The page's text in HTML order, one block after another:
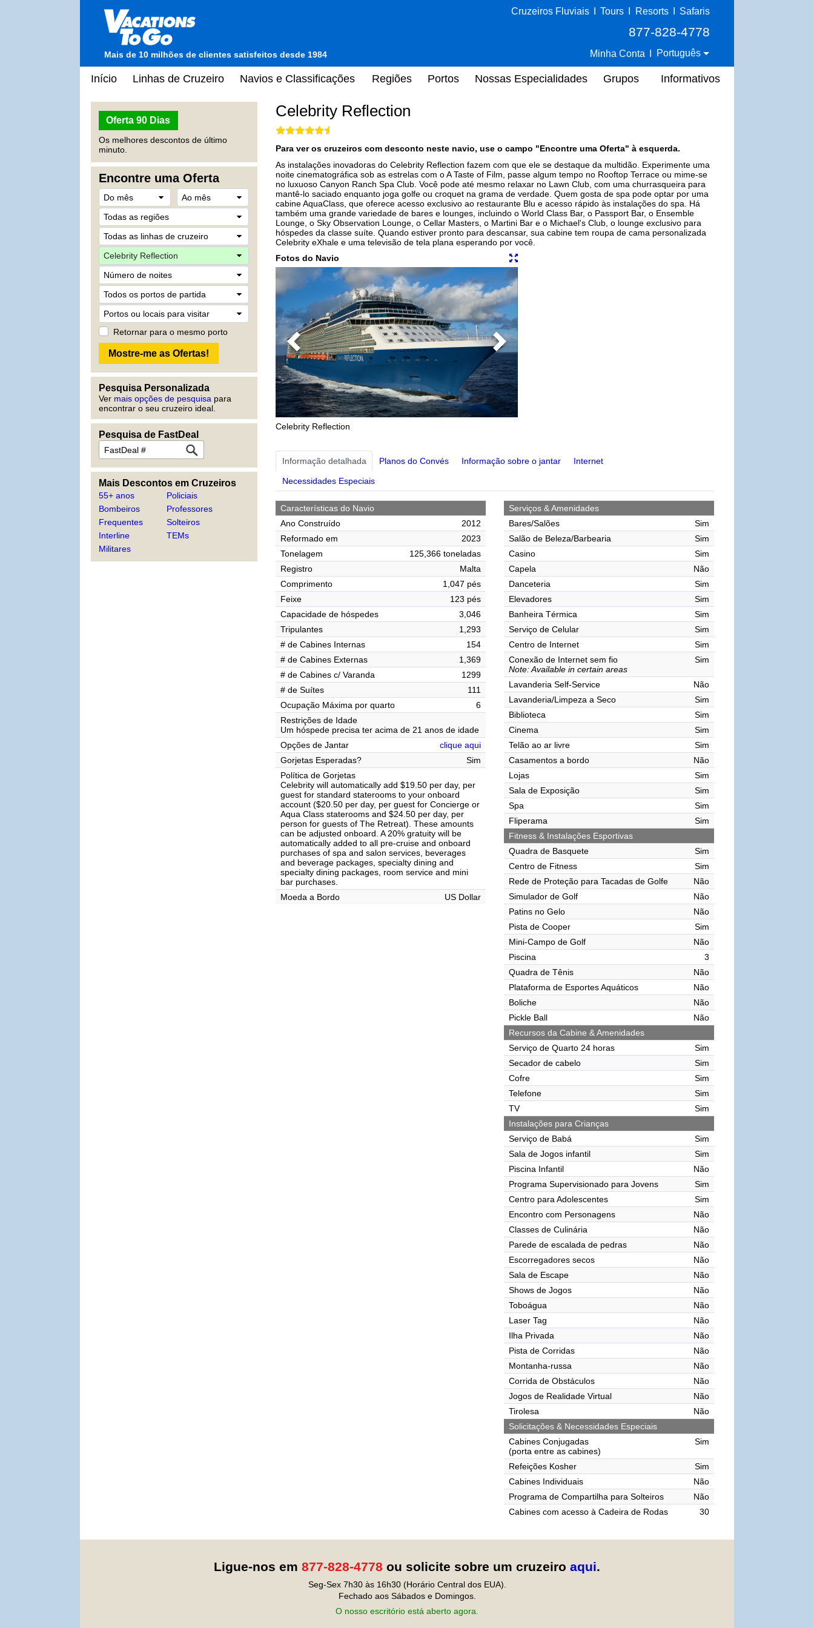
Mais de 10 milhões de clientes satisfeitos desde 1984
Cruzeiros Fluviais Tours Resorts Safaris
877-828-4778
Minha Conta Português
Início Linhas de Cruzeiro Navios e Classificações Regiões Portos Nossas Especialidades Grupos Informativos
Oferta 90 Dias
Os melhores descontos de último
minuto.
Encontre uma Oferta
Retornar para o mesmo porto
Pesquisa Personalizada
Ver mais opções de pesquisa para
encontrar o seu cruzeiro ideal.
Pesquisa de FastDeal
Mais Descontos em Cruzeiros
55+ anos
Bombeiros
Frequentes
Interline
Militares
Policiais
Professores
Solteiros
TEMs
Celebrity Reflection
Para ver os cruzeiros com desconto neste navio, use o campo "Encontre uma Oferta" à esquerda.
As instalações inovadoras do Celebrity Reflection fazem com que ele se destaque da multidão. Experimente uma
noite cinematográfica sob as estrelas com o A Taste of Film, passe algum tempo no Rooftop Terrace ou mime-se
no luxuoso Canyon Ranch Spa Club. Você pode até mesmo relaxar no Lawn Club, com uma churrasqueira para
mantê-lo saciado enquanto joga golfe ou croquet na grama de verdade. Quem gosta de spa pode optar por uma
cabine AquaClass, que oferece acesso exclusivo ao restaurante Blu e acesso rápido às instalações do spa. Há
também uma grande variedade de bares e lounges, incluindo o World Class Bar, o Passport Bar, o Ensemble
Lounge, o Sky Observation Lounge, o Cellar Masters, o Martini Bar e o Michael's Club, o lounge exclusivo para
hóspedes da classe suíte. Quando estiver pronto para descansar, sua cabine tem roupa de cama personalizada
Celebrity eXhale e uma televisão de tela plana esperando por você.
Fotos do Navio
Previous Next
Celebrity Reflection
Informação detalhada Planos do Convés Informação sobre o jantar Internet
Necessidades Especiais
Características do Navio
Ano Construído
2012
Reformado em
2023
Tonelagem
125,366 toneladas
Registro
Malta
Comprimento
1,047 pés
Feixe
123 pés
Capacidade de hóspedes
3,046
Tripulantes
1,293
# de Cabines Internas
154
# de Cabines Externas
1,369
# de Cabines c/ Varanda
1299
# de Suítes
111
Ocupação Máxima por quarto
6
Restrições de Idade
Um hóspede precisa ter acima de 21 anos de idade
Opções de Jantar
clique aqui
Gorjetas Esperadas?
Sim
Política de Gorjetas
Celebrity will automatically add $19.50 per day, per
guest for standard staterooms to your onboard
account ($20.50 per day, per guest for Concierge or
Aqua Class staterooms and $24.50 per day, per
person for guests of The Retreat). These amounts
can be adjusted onboard. A 20% gratuity will be
automatically added to all pre-cruise and onboard
purchases of spa and salon services, beverages
and beverage packages, specialty dining and
specialty dining packages, room service and mini
bar purchases.
Moeda a Bordo
US Dollar
Serviços & Amenidades
Bares/Salões
Sim
Salão de Beleza/Barbearia
Sim
Casino
Sim
Capela
Não
Danceteria
Sim
Elevadores
Sim
Banheira Térmica
Sim
Serviço de Celular
Sim
Centro de Internet
Sim
Conexão de Internet sem fio
Note: Available in certain areas
Sim
Lavanderia Self-Service
Não
Lavanderia/Limpeza a Seco
Sim
Biblioteca
Sim
Cinema
Sim
Telão ao ar livre
Sim
Casamentos a bordo
Não
Lojas
Sim
Sala de Exposição
Sim
Spa
Sim
Fliperama
Sim
Fitness & Instalações Esportivas
Quadra de Basquete
Sim
Centro de Fitness
Sim
Rede de Proteção para Tacadas de Golfe
Não
Simulador de Golf
Não
Patins no Gelo
Não
Pista de Cooper
Sim
Mini-Campo de Golf
Não
Piscina
3
Quadra de Tênis
Não
Plataforma de Esportes Aquáticos
Não
Boliche
Não
Pickle Ball
Não
Recursos da Cabine & Amenidades
Serviço de Quarto 24 horas
Sim
Secador de cabelo
Sim
Cofre
Sim
Telefone
Sim
TV
Sim
Instalações para Crianças
Serviço de Babá
Sim
Sala de Jogos infantil
Sim
Piscina Infantil
Não
Programa Supervisionado para Jovens
Sim
Centro para Adolescentes
Sim
Encontro com Personagens
Não
Classes de Culinária
Não
Parede de escalada de pedras
Não
Escorregadores secos
Não
Sala de Escape
Não
Shows de Jogos
Não
Toboágua
Não
Laser Tag
Não
Ilha Privada
Não
Pista de Corridas
Não
Montanha-russa
Não
Corrida de Obstáculos
Não
Jogos de Realidade Virtual
Não
Tirolesa
Não
Solicitações & Necessidades Especiais
Cabines Conjugadas
(porta entre as cabines)
Sim
Refeições Kosher
Sim
Cabines Individuais
Não
Programa de Compartilha para Solteiros
Não
Cabines com acesso à Cadeira de Rodas
30
Ligue-nos em 877-828-4778 ou solicite sobre um cruzeiro aqui.
Seg-Sex 7h30 às 16h30 (Horário Central dos EUA).
Fechado aos Sábados e Domingos.
O nosso escritório está aberto agora.